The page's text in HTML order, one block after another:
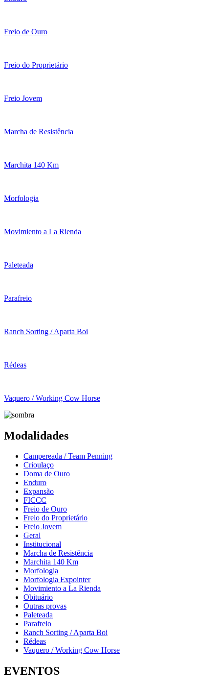
Freio de Ouro
Freio do Proprietário
Freio Jovem
Marcha de Resistência
Marchita 140 Km
Morfologia
Movimiento a La Rienda
Paleteada
Parafreio
Ranch Sorting / Aparta Boi
Rédeas
Vaquero / Working Cow Horse
Modalidades
Campereada / Team Penning
Crioulaço
Doma de Ouro
Enduro
Expansão
FICCC
Freio de Ouro
Freio do Proprietário
Freio Jovem
Geral
Institucional
Marcha de Resistência
Marchita 140 Km
Morfologia
Morfologia Expointer
Movimiento a La Rienda
Obituário
Outras provas
Paleteada
Parafreio
Ranch Sorting / Aparta Boi
Rédeas
Vaquero / Working Cow Horse
EVENTOS